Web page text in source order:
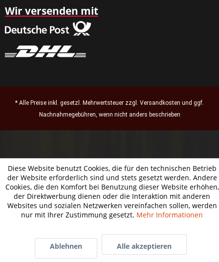
Wir versenden mit
* Alle Preise inkl. gesetzl. Mehrwertsteuer zzgl. Versandkosten und ggf.
Nachnahmegebühren, wenn nicht anders beschrieben
Diese Website benutzt Cookies, die für den technischen Betrieb
der Website erforderlich sind und stets gesetzt werden. Andere
Cookies, die den Komfort bei Benutzung dieser Website erhöhen,
der Direktwerbung dienen oder die Interaktion mit anderen
Websites und sozialen Netzwerken vereinfachen sollen, werden
nur mit Ihrer Zustimmung gesetzt. Mehr Informationen
Ablehnen Alle akzeptieren